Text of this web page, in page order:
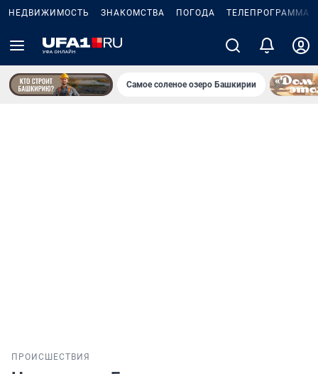
НЕДВИЖИМОСТЬ ЗНАКОМСТВА ПОГОДА ТЕЛЕПРОГРАММА
Самое соленое озеро Башкирии
ПРОИСШЕСТВИЯ